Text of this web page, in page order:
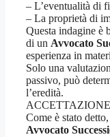
– L’eventualità di
– La proprietà di
Questa indagine è
di un Avvocato
esperienza in
Solo una
passivo, può
l’eredità.
Come è stato
Avvocato